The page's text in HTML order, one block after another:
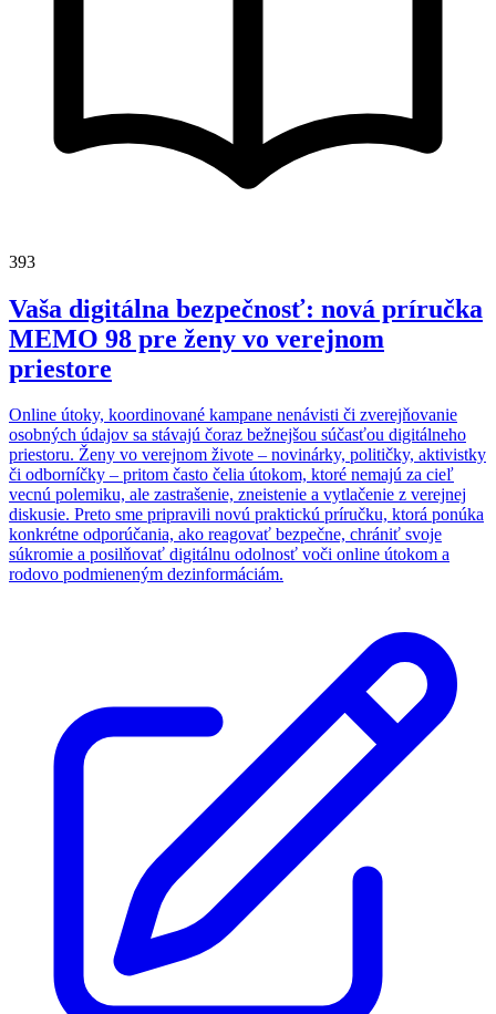
393
Vaša digitálna bezpečnosť: nová príručka
MEMO 98 pre ženy vo verejnom
priestore
Online útoky, koordinované kampane nenávisti či zverejňovanie
osobných údajov sa stávajú čoraz bežnejšou súčasťou digitálneho
priestoru. Ženy vo verejnom živote – novinárky, političky, aktivistky
či odborníčky – pritom často čelia útokom, ktoré nemajú za cieľ
vecnú polemiku, ale zastrašenie, zneistenie a vytlačenie z verejnej
diskusie. Preto sme pripravili novú praktickú príručku, ktorá ponúka
konkrétne odporúčania, ako reagovať bezpečne, chrániť svoje
súkromie a posilňovať digitálnu odolnosť voči online útokom a
rodovo podmieneným dezinformáciám.